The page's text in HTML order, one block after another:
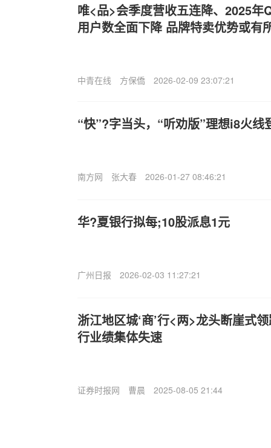
唯<品>会季度营收五连降、2025年
用户数全面下降 品牌特卖优势或有
中青在线 方保僑 2026-02-09 23:07:21
“快”?字当头，“听劝版”理想i8火线
南方网 张大春 2026-01-27 08:46:21
华?夏银行拟每;10股派息1元
广州日报 2026-02-03 11:27:21
浙江地区城‘商’行<两>龙头断崖式
行业绩集体失速
证券时报网 曹晨 2025-08-05 21:44